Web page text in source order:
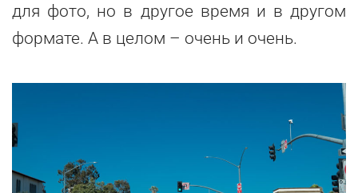
для фото, но в другое время и в другом
формате. А в целом – очень и очень.